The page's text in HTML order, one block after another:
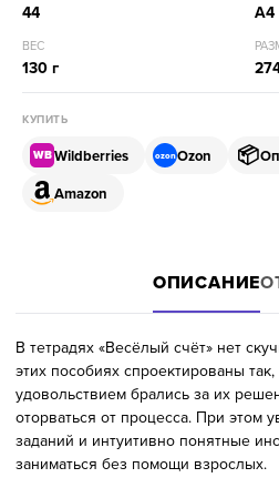
44 А4
ВЕС
130 г
КУПИТЬ
WBWildberries ozonOzon 📦
Amazon
ОПИСАНИЕ
В тетрадях «Весёлый счёт» нет
этих пособиях спроектированы
удовольствием брались за их
оторваться от процесса. При этом
заданий и интуитивно понятные
заниматься без помощи взрослых.